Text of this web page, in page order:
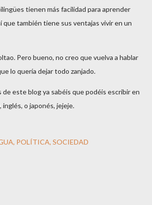
tienen más facilidad para aprender
que también tiene sus ventajas vivir en un
Pero bueno, no creo que vuelva a hablar
lo quería dejar todo zanjado.
de este blog ya sabéis que podéis escribir en
inglés, o japonés, jejeje.
POLÍTICA SOCIEDAD